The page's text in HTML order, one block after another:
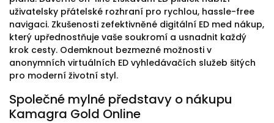
uživatelsky přátelské rozhraní pro rychlou, hassle-free
navigaci. Zkušenosti zefektivněné digitální ED med nákup,
který upřednostňuje vaše soukromí a usnadnit každý
krok cesty. Odemknout bezmezné možnosti v
anonymních virtuálních ED vyhledávačích služeb šitých
pro moderní životní styl.
Společné mylné představy o nákupu
Kamagra Gold Online